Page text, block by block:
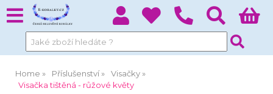
Home Příslušenství
Visačky
Visačka tištěná - růžové květy